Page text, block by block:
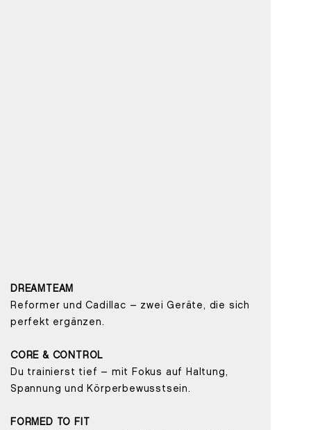
DREAMTEAM
Reformer und Cadillac – zwei Geräte, die sich
perfekt ergänzen.
CORE & CONTROL
Du trainierst tief – mit Fokus auf Haltung,
Spannung und Körperbewusstsein.
FORMED TO FIT